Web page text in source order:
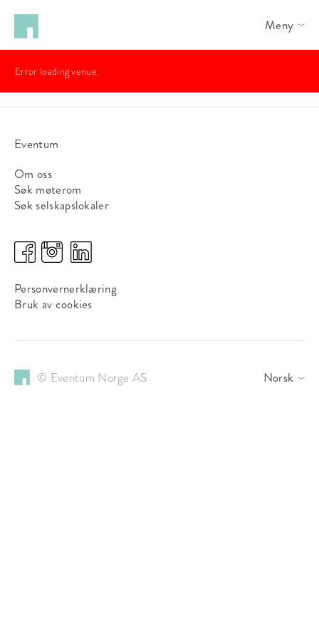
Meny
Error loading venue.
Eventum
Om oss
Søk møterom
Søk selskapslokaler
Personvernerklæring
Bruk av cookies
© Eventum Norge AS Norsk